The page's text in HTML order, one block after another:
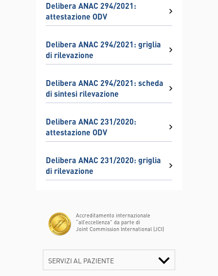
Delibera ANAC 294/2021:
attestazione ODV
Delibera ANAC 294/2021: griglia
di rilevazione
Delibera ANAC 294/2021: scheda
di sintesi rilevazione
Delibera ANAC 231/2020:
attestazione ODV
Delibera ANAC 231/2020: griglia
di rilevazione
Accreditamento internazionale
“all’eccellenza” da parte di
Joint Commission International (JCI)
SERVIZI AL PAZIENTE